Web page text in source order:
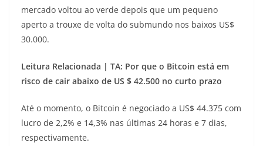
mercado voltou ao verde depois que um pequeno
aperto a trouxe de volta do submundo nos baixos US$
30.000.
Leitura Relacionada | TA: Por que o Bitcoin está em
risco de cair abaixo de US $ 42.500 no curto prazo
Até o momento, o Bitcoin é negociado a US$ 44.375 com
lucro de 2,2% e 14,3% nas últimas 24 horas e 7 dias,
respectivamente.